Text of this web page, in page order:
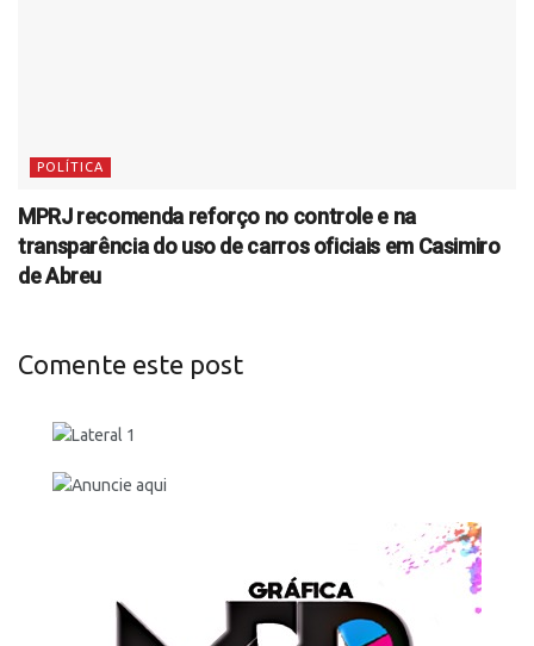
POLÍTICA
MPRJ recomenda reforço no controle e na
transparência do uso de carros oficiais em Casimiro
de Abreu
Comente este post